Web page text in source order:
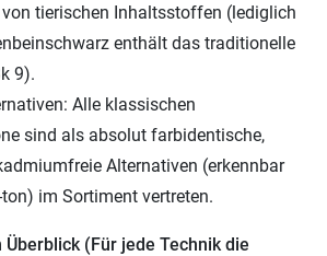
tierischen Inhaltsstoffen (lediglich
enthält das traditionelle
9).
Alle klassischen
sind als absolut farbidentische,
Alternativen (erkennbar
im Sortiment vertreten.
(Für jede Technik die